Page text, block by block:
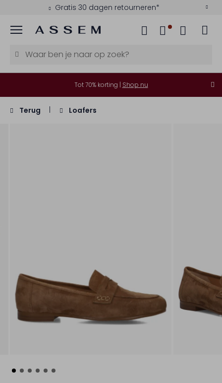
Gratis 30 dagen retourneren*
Menu
Tot 70% korting | Shop nu
Terug Loafers